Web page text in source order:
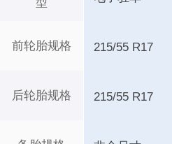
前轮胎规格
后轮胎规格
215/55 R17
215/55 R17